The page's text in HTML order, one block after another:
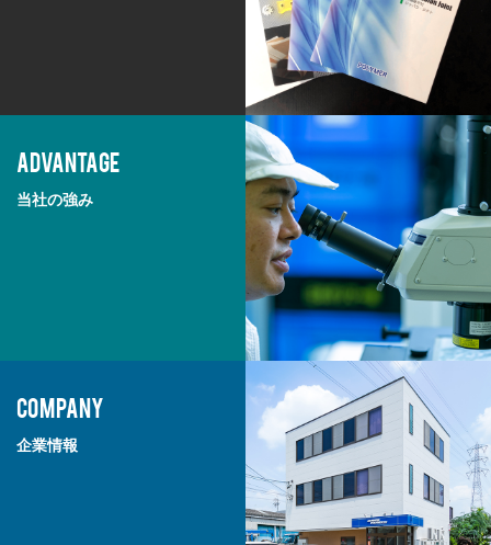
ADVANTAGE
当社の強み
COMPANY
企業情報